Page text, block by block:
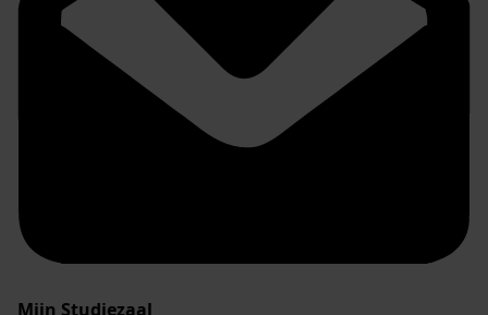
Mijn Studiezaal